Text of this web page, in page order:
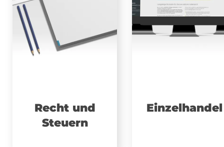
Recht und
Steuern
Einzelhandel